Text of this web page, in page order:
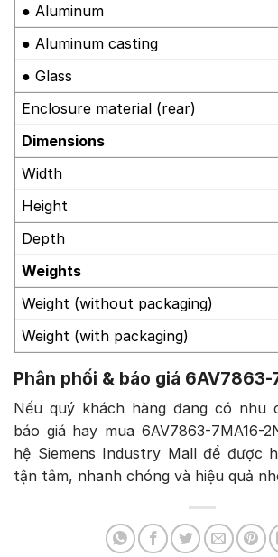
● Aluminum
● Aluminum casting
● Glass
Enclosure material (rear)
Dimensions
Width
Height
Depth
Weights
Weight (without packaging)
Weight (with packaging)
Phân phối & báo giá 6AV7863-
Nếu quý khách hàng đang có nhu
báo giá hay mua 6AV7863-7MA16-
hệ Siemens Industry Mall để được
tận tâm, nhanh chóng và hiệu quả